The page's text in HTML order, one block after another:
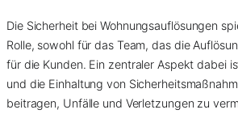
Die Sicherheit bei Wohnungsauflösungen
Rolle, sowohl für das Team, das die
für die Kunden. Ein zentraler Aspekt dabei
und die Einhaltung von
beitragen, Unfälle und Verletzungen zu